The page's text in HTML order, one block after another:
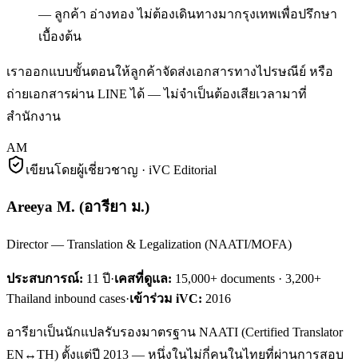
— ลูกค้า อ่างทอง ไม่ต้องเดินทางมากรุงเทพเพื่อปรึกษา
เบื้องต้น
เราออกแบบขั้นตอนให้ลูกค้าจัดส่งเอกสารทางไปรษณีย์ หรือ
ถ่ายเอกสารผ่าน LINE ได้ — ไม่จำเป็นต้องเสียเวลามาที่
สำนักงาน
AM
เขียนโดยผู้เชี่ยวชาญ · iVC Editorial
Areeya M. (อารียา ม.)
Director — Translation & Legalization (NAATI/MOFA)
ประสบการณ์: 11 ปี·เคสที่ดูแล: 15,000+ documents · 3,200+
Thailand inbound cases·เข้าร่วม iVC: 2016
อารียาเป็นนักแปลรับรองมาตรฐาน NAATI (Certified Translator
EN↔TH) ตั้งแต่ปี 2013 — หนึ่งในไม่กี่คนในไทยที่ผ่านการสอบ